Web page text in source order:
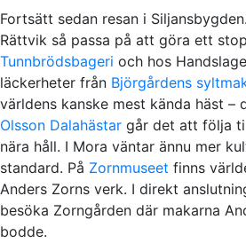
Fortsätt sedan resan i
Rättvik så passa på att göra ett
Tunnbrödsbageri och hos
läckerheter från Björgårdens
världens kanske mest kända häst –
Olsson Dalahästar går det att följa
nära håll. I Mora väntar ännu mer
standard. På Zornmuseet finns
Anders Zorns verk. I direkt
besöka Zorngården där makarna
bodde.